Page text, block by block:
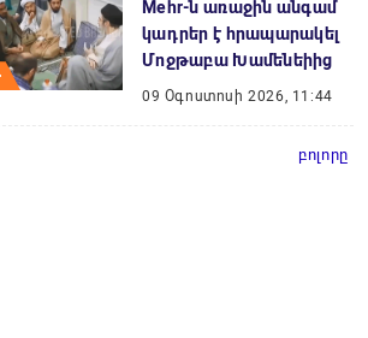
Mehr-ն առաջին անգամ
կադրեր է հրապարակել
Մոջթաբա Խամենեիից
09 Օգոստոսի 2026, 11:44
բոլորը